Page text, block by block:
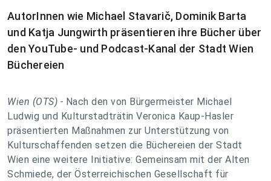
AutorInnen wie Michael Stavarič, Dominik Barta
und Katja Jungwirth präsentieren ihre Bücher über
den YouTube- und Podcast-Kanal der Stadt Wien
Büchereien
Wien (OTS) - Nach den von Bürgermeister Michael
Ludwig und Kulturstadträtin Veronica Kaup-Hasler
präsentierten Maßnahmen zur Unterstützung von
Kulturschaffenden setzen die Büchereien der Stadt
Wien eine weitere Initiative: Gemeinsam mit der Alten
Schmiede, der Österreichischen Gesellschaft für